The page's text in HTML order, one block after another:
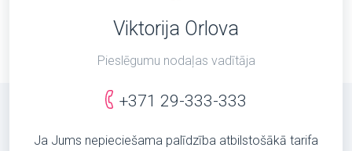
Viktorija Orlova
Pieslēgumu nodaļas vadītāja
+371 29-333-333
Ja Jums nepieciešama palīdzība atbilstošākā tarifa